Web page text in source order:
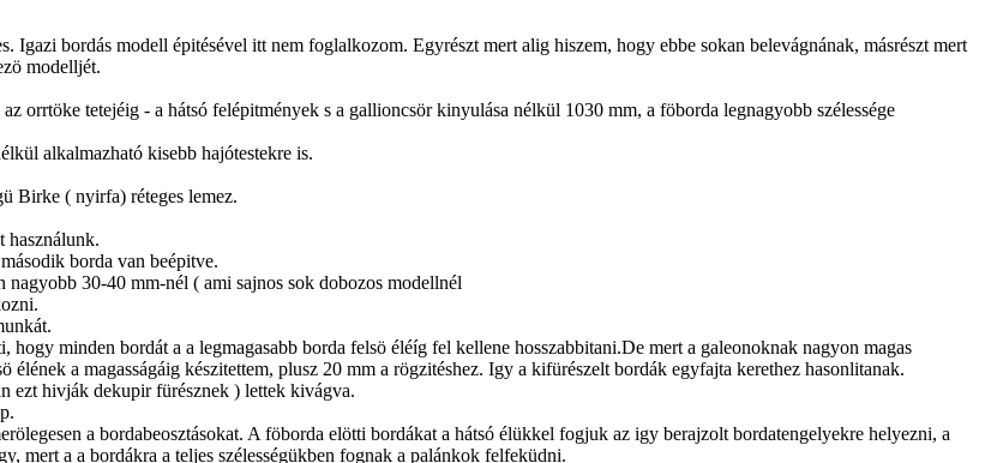
Igazi bordás modell épitésével itt nem foglalkozom. Egyrészt mert alig hiszem, hogy ebbe sokan belevágnának, másrészt mert
modelljét.
orrtöke tetejéig - a hátsó felépitmények s a gallioncsör kinyulása nélkül 1030 mm, a föborda legnagyobb szélessége
alkalmazható kisebb hajótestekre is.
Birke ( nyirfa) réteges lemez.
használunk.
borda van beépitve.
30-40 mm-nél ( ami sajnos sok dobozos modellnél
minden bordát a a legmagasabb borda felsö éléíg fel kellene hosszabbitani.De mert a galeonoknak nagyon magas
a magasságáig készitettem, plusz 20 mm a rögzitéshez. Igy a kifürészelt bordák egyfajta kerethez hasonlitanak.
ezt hivják dekupir fürésznek ) lettek kivágva.
a bordabeosztásokat. A föborda elötti bordákat a hátsó élükkel fogjuk az igy berajzolt bordatengelyekre helyezni, a
mert a a bordákra a teljes szélességükben fognak a palánkok felfeküdni.